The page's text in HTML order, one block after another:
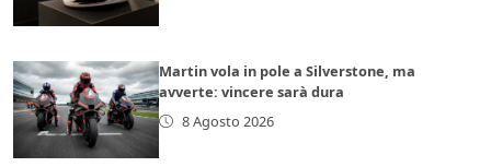
Martin vola in pole a Silverstone, ma
avverte: vincere sarà dura
8 Agosto 2026